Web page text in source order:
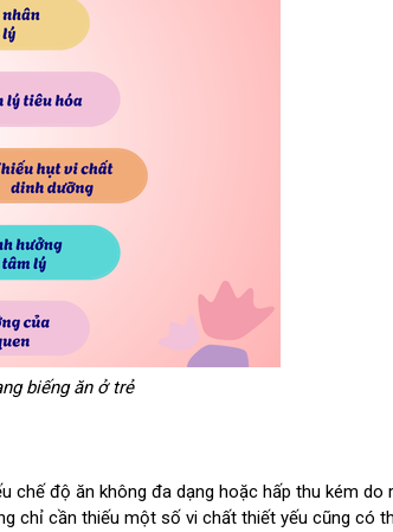
biếng ăn ở trẻ
chế độ ăn không đa dạng hoặc hấp thu kém do
chỉ cần thiếu một số vi chất thiết yếu cũng có